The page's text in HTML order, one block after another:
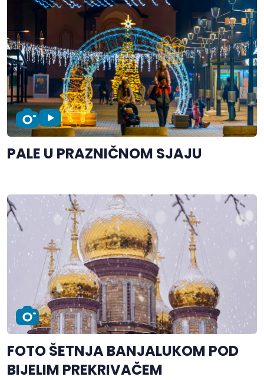
PALE U PRAZNIČNOM SJAJU
FOTO ŠETNJA BANJALUKOM POD
BIJELIM PREKRIVAČEM